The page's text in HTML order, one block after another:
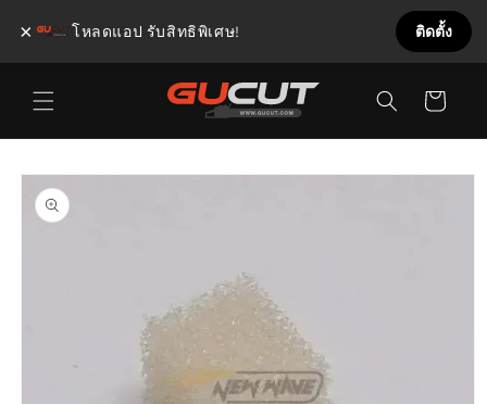
ข้ามไป
ยัง
เนื้อหา
สินค้า
ข้ามไป
ยังข้อมูล
สินค้า
× โหลดแอป รับสิทธิพิเศษ! ติดตั้ง